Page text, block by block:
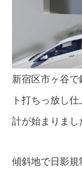
新宿区市ヶ谷
ト打ちっ放し
計が始まりまし
傾斜地で日影